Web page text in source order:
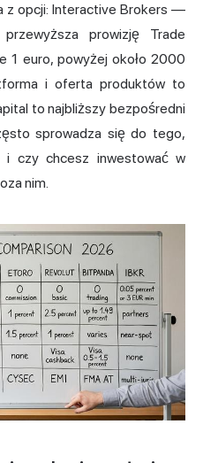
z opcji: Interactive Brokers —
prowizję Trade
1 euro, powyżej około 2000
i oferta produktów to
to najbliższy bezpośredni
sprowadza się do tego,
czy chcesz inwestować w
nim.